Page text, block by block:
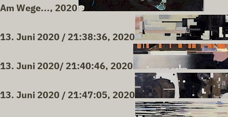
Am Wege..., 2020
13. Juni 2020 / 21:38:36, 2020
13. Juni 2020/ 21:40:46, 2020
13. Juni 2020 / 21:47:05, 2020